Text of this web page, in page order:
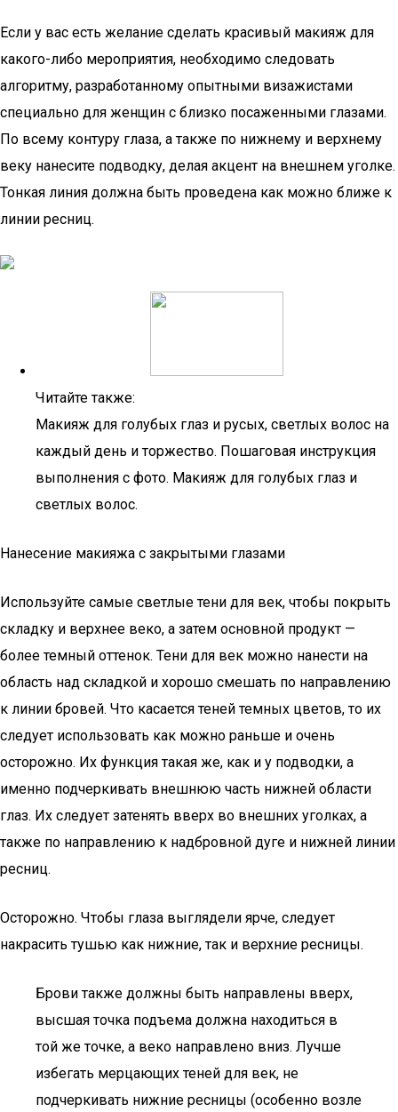
Если у вас есть желание сделать красивый макияж для
какого-либо мероприятия, необходимо следовать
алгоритму, разработанному опытными визажистами
специально для женщин с близко посаженными глазами.
По всему контуру глаза, а также по нижнему и верхнему
веку нанесите подводку, делая акцент на внешнем уголке.
Тонкая линия должна быть проведена как можно ближе к
линии ресниц.
Читайте также:
Макияж для голубых глаз и русых, светлых волос на
каждый день и торжество. Пошаговая инструкция
выполнения с фото. Макияж для голубых глаз и
светлых волос.
Нанесение макияжа с закрытыми глазами
Используйте самые светлые тени для век, чтобы покрыть
складку и верхнее веко, а затем основной продукт —
более темный оттенок. Тени для век можно нанести на
область над складкой и хорошо смешать по направлению
к линии бровей. Что касается теней темных цветов, то их
следует использовать как можно раньше и очень
осторожно. Их функция такая же, как и у подводки, а
именно подчеркивать внешнюю часть нижней области
глаз. Их следует затенять вверх во внешних уголках, а
также по направлению к надбровной дуге и нижней линии
ресниц.
Осторожно. Чтобы глаза выглядели ярче, следует
накрасить тушью как нижние, так и верхние ресницы.
Брови также должны быть направлены вверх,
высшая точка подъема должна находиться в
той же точке, а веко направлено вниз. Лучше
избегать мерцающих теней для век, не
подчеркивать нижние ресницы (особенно возле